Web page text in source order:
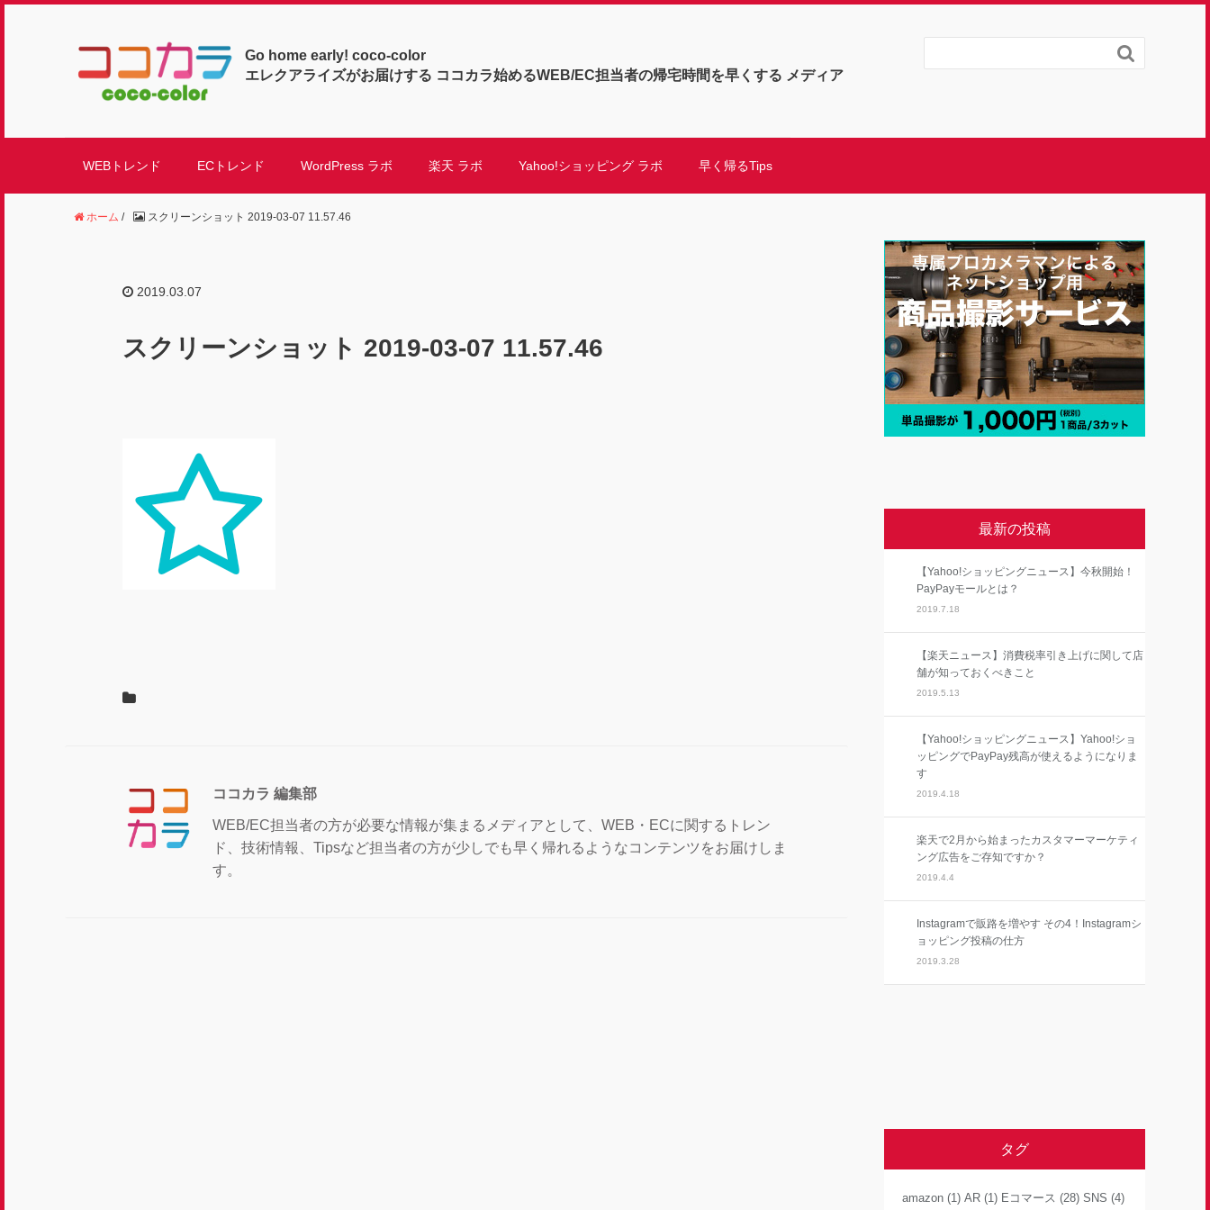

Go home early! coco-color
エレクアライズがお届けする ココカラ始めるWEB/EC担当者の帰宅時間を早くする メディア
WEBトレンド ECトレンド WordPress ラボ 楽天 ラボ Yahoo!ショッピング ラボ 早く帰るTips
ホーム / スクリーンショット 2019-03-07 11.57.46
2019.03.07
スクリーンショット 2019-03-07 11.57.46
ココカラ 編集部
WEB/EC担当者の方が必要な情報が集まるメディアとして、WEB・ECに関するトレン
ド、技術情報、Tipsなど担当者の方が少しでも早く帰れるようなコンテンツをお届けしま
す。
最新の投稿
【Yahoo!ショッピングニュース】今秋開始！
PayPayモールとは？
2019.7.18
【楽天ニュース】消費税率引き上げに関して店
舗が知っておくべきこと
2019.5.13
【Yahoo!ショッピングニュース】Yahoo!ショ
ッピングでPayPay残高が使えるようになりま
す
2019.4.18
楽天で2月から始まったカスタマーマーケティ
ング広告をご存知ですか？
2019.4.4
Instagramで販路を増やす その4！Instagramシ
ョッピング投稿の仕方
2019.3.28
タグ
amazon (1) AR (1) Eコマース (28) SNS (4)